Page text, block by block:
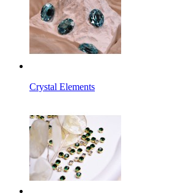
Crystal Elements